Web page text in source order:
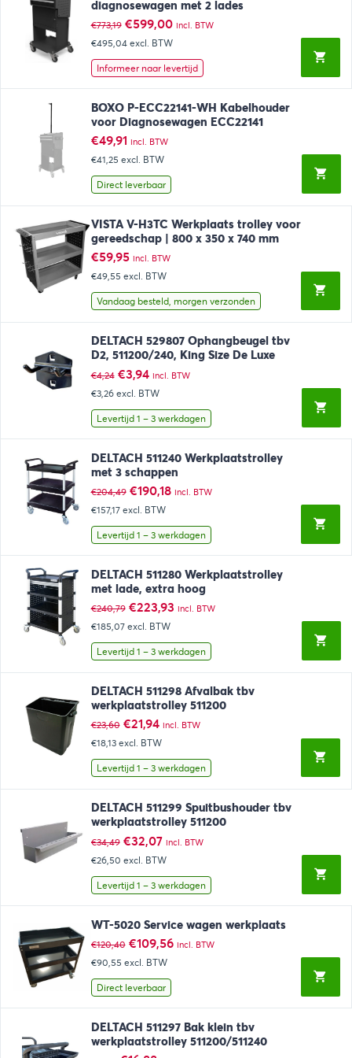
diagnosewagen met 2 lades
€773,19 Oorspronkelijke
prijs
was:
€773,19.
€599,00Huidige
prijs
is:
€599,00.
incl. BTW
€495,04 excl. BTW
Informeer naar levertijd
BOXO P-ECC22141-WH Kabelhouder
voor Diagnosewagen ECC22141
€49,91 incl. BTW
€41,25 excl. BTW
Direct leverbaar
VISTA V-H3TC Werkplaats trolley voor
gereedschap | 800 x 350 x 740 mm
€59,95 incl. BTW
€49,55 excl. BTW
Vandaag besteld, morgen verzonden
DELTACH 529807 Ophangbeugel tbv
D2, 511200/240, King Size De Luxe
€4,24 Oorspronkelijke
prijs
was:
€4,24.
€3,94Huidige
prijs
is:
€3,94.
incl. BTW
€3,26 excl. BTW
Levertijd 1 – 3 werkdagen
DELTACH 511240 Werkplaatstrolley
met 3 schappen
€204,49 Oorspronkelijke
prijs
was:
€204,49.
€190,18Huidige
€190,18.
incl. BTW
€157,17 excl. BTW
Levertijd 1 – 3 werkdagen
DELTACH 511280 Werkplaatstrolley
met lade, extra hoog
€240,79 Oorspronkelijke
prijs
was:
€240,79.
€223,93Huidige
€223,93.
incl. BTW
€185,07 excl. BTW
Levertijd 1 – 3 werkdagen
DELTACH 511298 Afvalbak tbv
werkplaatstrolley 511200
€23,60 Oorspronkelijke
prijs
was:
€23,60.
€21,94Huidige
prijs
is:
€21,94.
incl. BTW
€18,13 excl. BTW
Levertijd 1 – 3 werkdagen
DELTACH 511299 Spuitbushouder tbv
werkplaatstrolley 511200
€34,49 Oorspronkelijke
prijs
was:
€34,49.
€32,07Huidige
prijs
is:
€32,07.
incl. BTW
€26,50 excl. BTW
Levertijd 1 – 3 werkdagen
WT-5020 Service wagen werkplaats
€120,40 Oorspronkelijke
prijs
was:
€120,40.
€109,56Huidige
incl. BTW
€90,55 excl. BTW
Direct leverbaar
DELTACH 511297 Bak klein tbv
werkplaatstrolley 511200/511240